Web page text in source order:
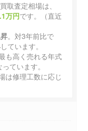
取査定相場は、
万円です。（直近
。対3年前比で
しています。
も高く売れる年式
っています。
は修理工数に応じ